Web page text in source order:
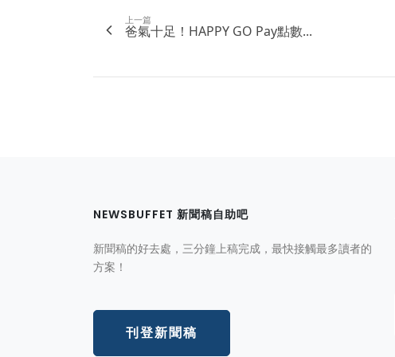
上一篇
爸氣十足！HAPPY GO Pay點數...
NEWSBUFFET 新聞稿自助吧
新聞稿的好去處，三分鐘上稿完成，最快接觸最多讀者的
方案！
刊登新聞稿